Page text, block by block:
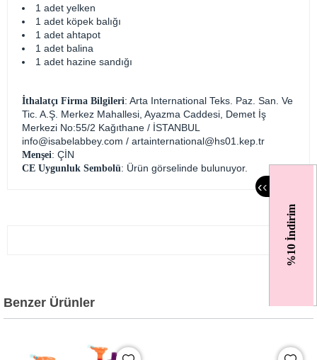
%10 İndirim
‹‹
1 adet yelken
1 adet köpek balığı
1 adet ahtapot
1 adet balina
1 adet hazine sandığı
İthalatçı Firma Bilgileri: Arta International Teks. Paz. San. Ve
Tic. A.Ş. Merkez Mahallesi, Ayazma Caddesi, Demet İş
Merkezi No:55/2 Kağıthane / İSTANBUL
info@isabelabbey.com / artainternational@hs01.kep.tr
Menşei: ÇİN
CE Uygunluk Sembolü: Ürün görselinde bulunuyor.
Benzer Ürünler